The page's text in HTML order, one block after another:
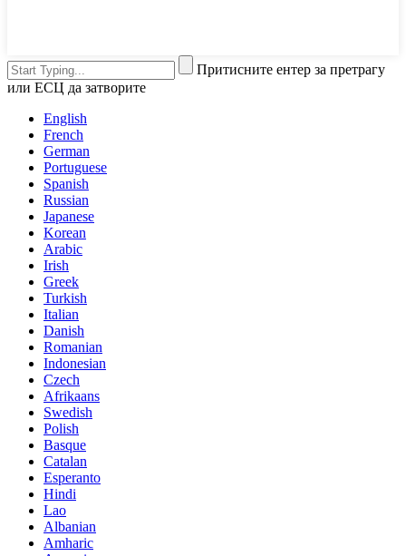
Притисните ентер за претрагу
или ЕСЦ да затворите
English
French
German
Portuguese
Spanish
Russian
Japanese
Korean
Arabic
Irish
Greek
Turkish
Italian
Danish
Romanian
Indonesian
Czech
Afrikaans
Swedish
Polish
Basque
Catalan
Esperanto
Hindi
Lao
Albanian
Amharic